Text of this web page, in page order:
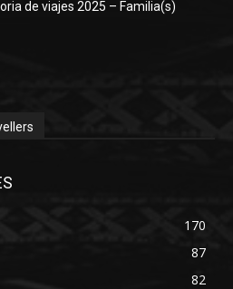
de viajes 2025 – Familia(s)
170
87
82